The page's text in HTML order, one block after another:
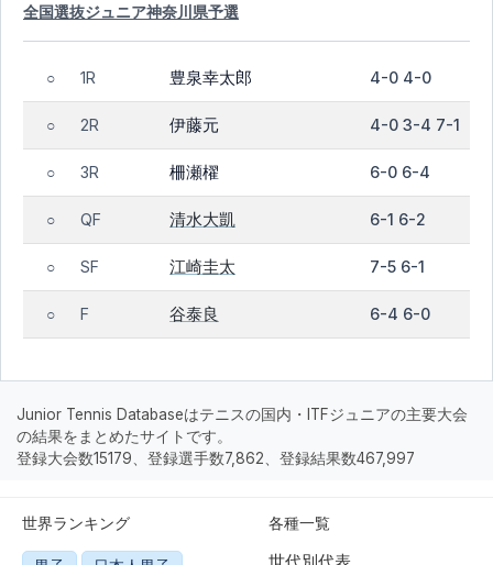
全国選抜ジュニア神奈川県予選
○ 1R 豊泉幸太郎 4-0 4-0
○ 2R 伊藤元 4-0 3-4 7-1
○ 3R 柵瀬櫂 6-0 6-4
○ QF 清水大凱 6-1 6-2
○ SF 江崎圭太 7-5 6-1
○ F 谷泰良 6-4 6-0
Junior Tennis Databaseはテニスの国内・ITFジュニアの主要大会
の結果をまとめたサイトです。
登録大会数15179、登録選手数7,862、登録結果数467,997
世界ランキング 各種一覧